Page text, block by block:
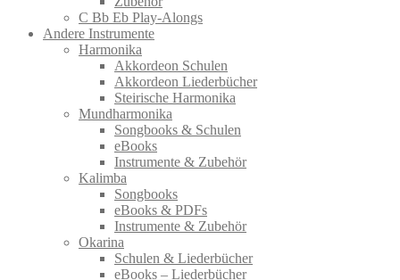
C Bb Eb Play-Alongs
Andere Instrumente
Harmonika
Akkordeon Schulen
Akkordeon Liederbücher
Steirische Harmonika
Mundharmonika
Songbooks & Schulen
eBooks
Instrumente & Zubehör
Kalimba
Songbooks
eBooks & PDFs
Instrumente & Zubehör
Okarina
Schulen & Liederbücher
eBooks – Liederbücher